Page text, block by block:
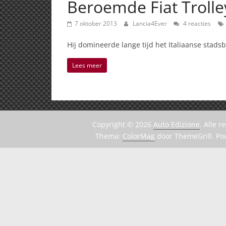
Beroemde Fiat
7 oktober 2013 Lancia4Ever 4 reacties
Hij domineerde lange tijd het Italiaanse
Lees meer
Copyright © 2026 Auto Edizione. Alle
Thema: ColorMag door ThemeGrill.